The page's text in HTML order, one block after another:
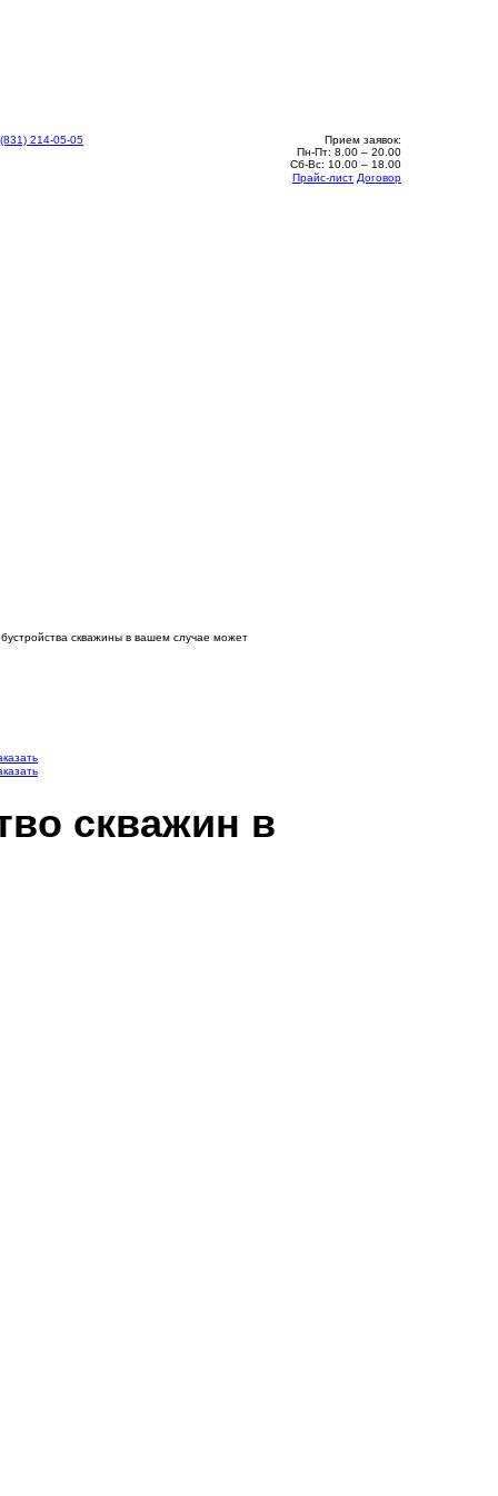
214-05-05
Прием заявок:
Пн-Пт: 8.00 – 20.00
Сб-Вс: 10.00 – 18.00
Прайс-лист Договор
скважины в вашем случае может
скважин в